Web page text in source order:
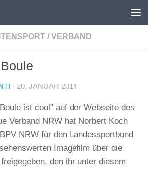
/ VERBAND
· 20. JANUAR 2014
ist cool" auf der Webseite des
Verband NRW hat Norbert Koch
NRW für den Landessportbund
Imagefilm über die
den ihr unter diesem